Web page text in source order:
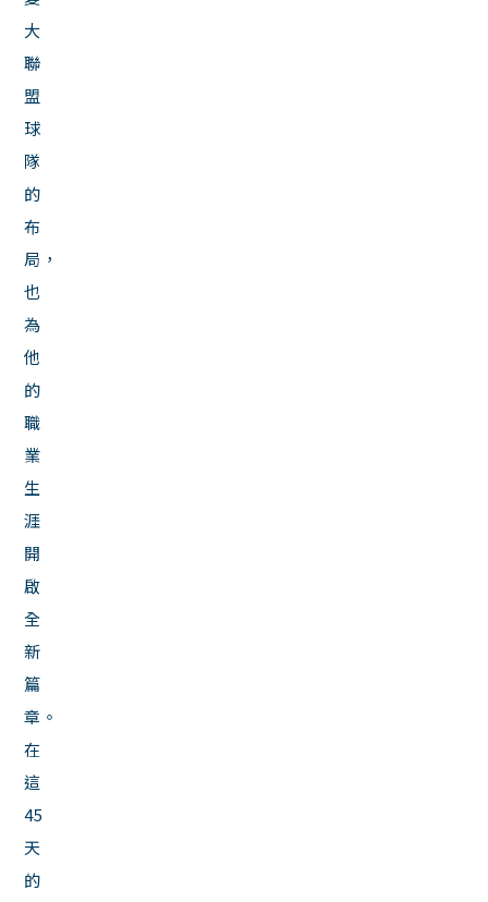
大
聯
盟
球
隊
的
布
局，
也
為
他
的
職
業
生
涯
開
啟
全
新
篇
章。
在
這
45
天
的